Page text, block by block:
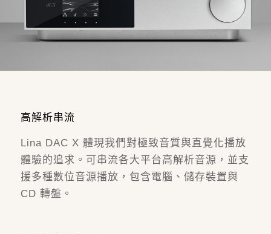
高解析串流
Lina DAC X 體現我們對極致音質與直覺化播放
體驗的追求。可串流各大平台高解析音源，並支
援多種數位音源播放，包含電腦、儲存裝置與
CD 轉盤。